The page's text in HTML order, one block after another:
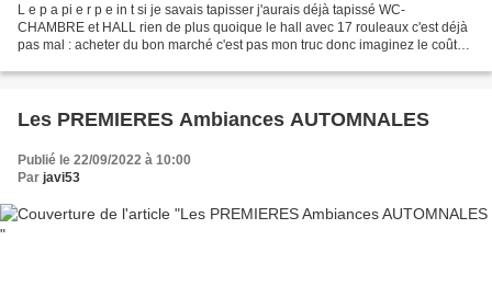
L e p a pi e r p e in t si je savais tapisser j'aurais déjà tapissé WC-
CHAMBRE et HALL rien de plus quoique le hall avec 17 rouleaux c'est déjà
pas mal : acheter du bon marché c'est pas mon truc donc imaginez le coût
Les PREMIERES Ambiances AUTOMNALES
Publié le 22/09/2022 à 10:00
Par javi53